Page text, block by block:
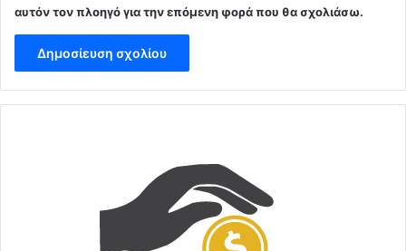
αυτόν τον πλοηγό για την επόμενη φορά που θα σχολιάσω.